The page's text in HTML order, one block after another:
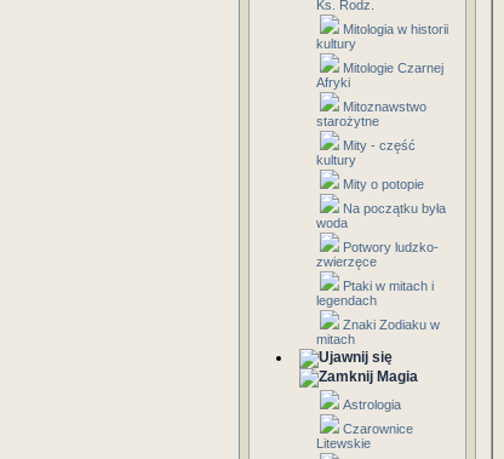
Ks. Rodz.
Mitologia w historii
kultury
Mitologie Czarnej
Afryki
Mitoznawstwo
starożytne
Mity - część
kultury
Mity o potopie
Na początku była
woda
Potwory ludzko-
zwierzęce
Ptaki w mitach i
legendach
Znaki Zodiaku w
mitach
Magia
Astrologia
Czarownice
Litewskie